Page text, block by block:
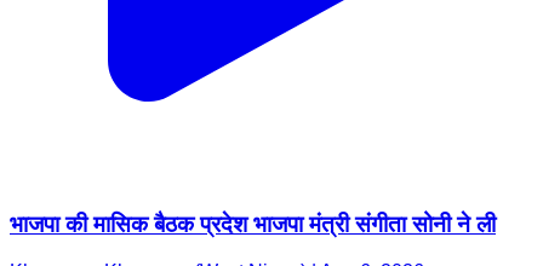
भाजपा की मासिक बैठक प्रदेश भाजपा मंत्री संगीता सोनी ने ली